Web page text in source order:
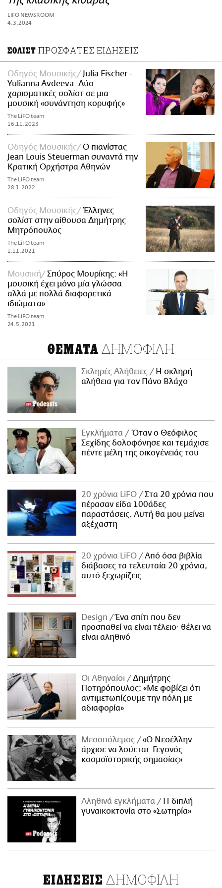
ΑΜΠΑ
PRINT
LIFO NEWSROOM
4.3.2024
ΣΟΛΙΣΤ ΠΡΟΣΦΑΤΕΣ ΕΙΔΗΣΕΙΣ
Οδηγός Μουσικής
Julia Fischer -
Yulianna Avdeeva: Δύο
χαρισματικές σολίστ σε μια
μουσική «συνάντηση κορυφής»
The LiFO team
16.11.2023
Οδηγός Μουσικής
Ο πιανίστας
Jean Louis Steuerman συναντά την
Κρατική Ορχήστρα Αθηνών
The LiFO team
28.1.2022
Οδηγός Μουσικής
Έλληνες
σολίστ στην αίθουσα Δημήτρης
Μητρόπουλος
The LiFO team
1.11.2021
Μουσική
Σπύρος Μουρίκης: «Η
μουσική έχει μόνο μία γλώσσα
αλλά με πολλά διαφορετικά
ιδιώματα»
The LiFO team
24.5.2021
ΘΕΜΑΤΑ ΔΗΜΟΦΙΛΗ
Σκληρές Αλήθειες
H σκληρή
αλήθεια για τον Πάνο Βλάχο
Εγκλήματα
Όταν ο Θεόφιλος
Σεχίδης δολοφόνησε και τεμάχισε
πέντε μέλη της οικογένειάς του
20 χρόνια LiFO
Στα 20 χρόνια που
πέρασαν είδα 100άδες
παραστάσεις. Αυτή θα μου μείνει
αξέχαστη
20 χρόνια LiFO
Από όσα βιβλία
διάβασες τα τελευταία 20 χρόνια,
αυτό ξεχωρίζεις
Design
Ένα σπίτι που δεν
προσπαθεί να είναι τέλειο· θέλει να
είναι αληθινό
Οι Αθηναίοι
Δημήτρης
Ποτηρόπουλος: «Με φοβίζει ότι
αντιμετωπίζουμε την πόλη με
αδιαφορία»
Μεσοπόλεμος
«Ο Νεοέλλην
άρχισε να λούεται. Γεγονός
κοσμοϊστορικής σημασίας»
Αληθινά εγκλήματα
Η διπλή
γυναικοκτονία στο «Σωτηρία»
ΕΙΔΗΣΕΙΣ ΔΗΜΟΦΙΛΗ